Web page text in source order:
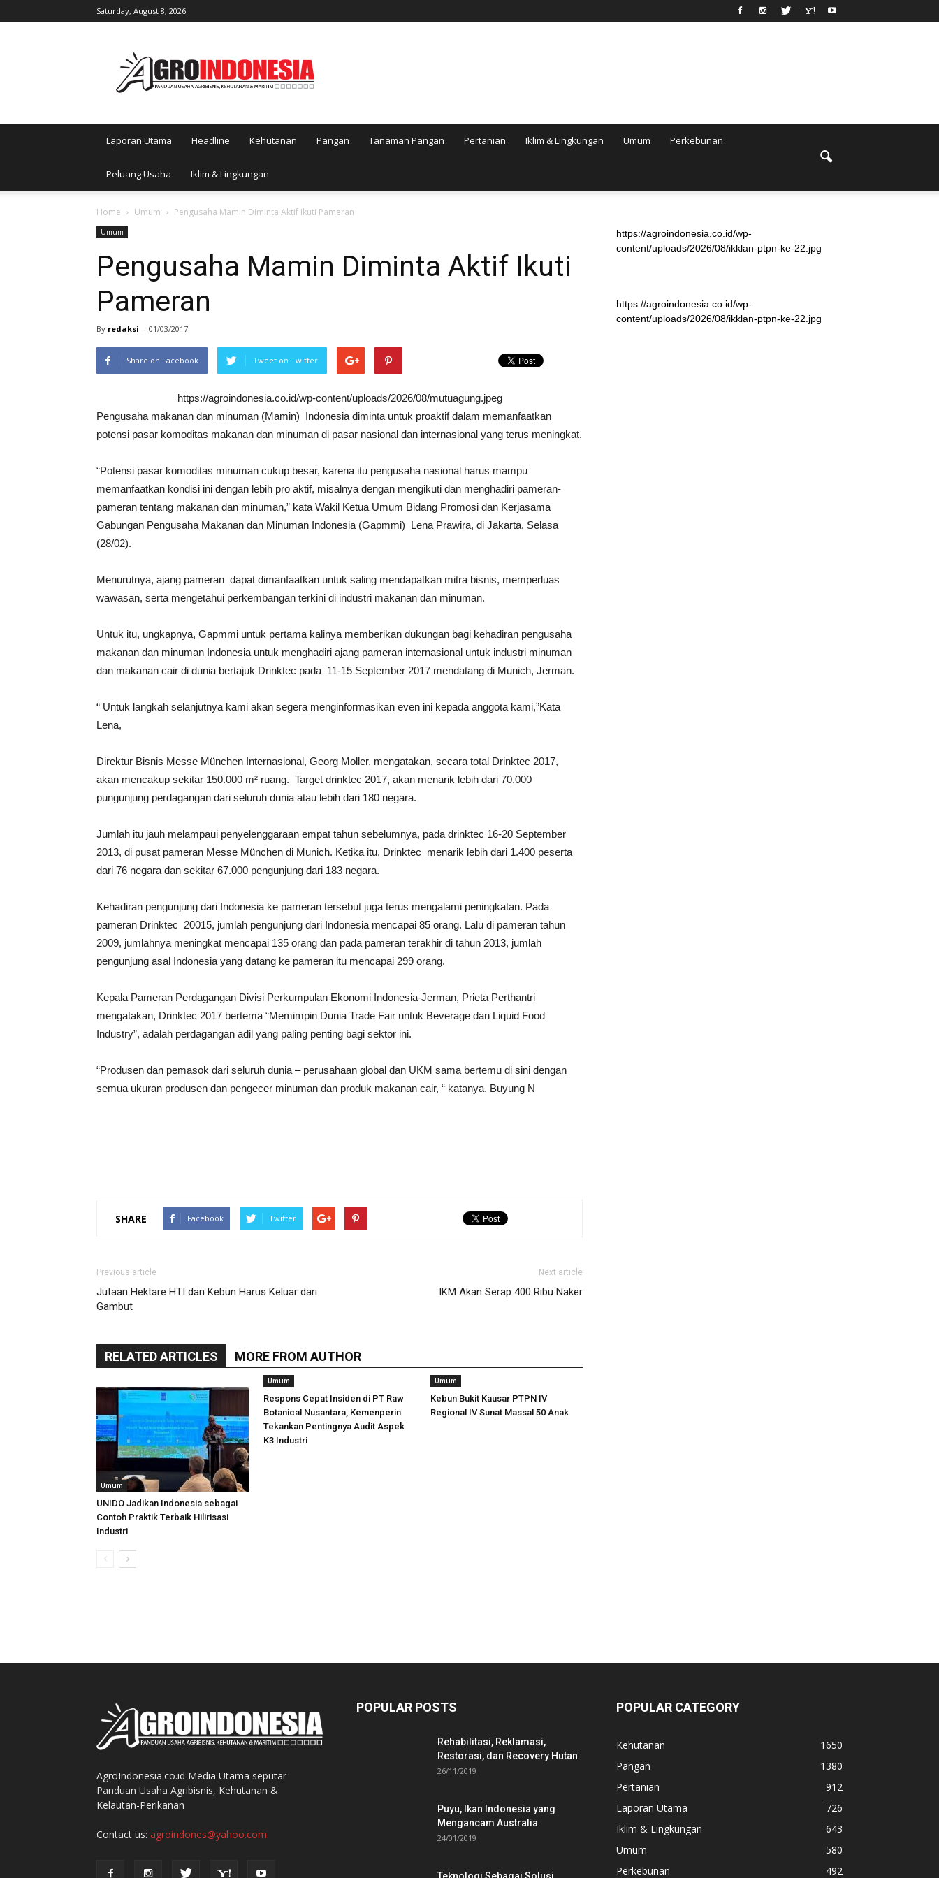
Saturday, August 8, 2026
Laporan Utama Headline Kehutanan Pangan Tanaman Pangan Pertanian Iklim & Lingkungan Umum Perkebunan
Peluang Usaha Iklim & Lingkungan
Home Umum Pengusaha Mamin Diminta Aktif Ikuti Pameran
Umum
Pengusaha Mamin Diminta Aktif Ikuti
Pameran
By redaksi - 01/03/2017
Share on Facebook Tweet on Twitter
https://agroindonesia.co.id/wp-content/uploads/2026/08/mutuagung.jpeg
Pengusaha makanan dan minuman (Mamin) Indonesia diminta untuk proaktif dalam memanfaatkan
potensi pasar komoditas makanan dan minuman di pasar nasional dan internasional yang terus meningkat.
“Potensi pasar komoditas minuman cukup besar, karena itu pengusaha nasional harus mampu
memanfaatkan kondisi ini dengan lebih pro aktif, misalnya dengan mengikuti dan menghadiri pameran-
pameran tentang makanan dan minuman,” kata Wakil Ketua Umum Bidang Promosi dan Kerjasama
Gabungan Pengusaha Makanan dan Minuman Indonesia (Gapmmi) Lena Prawira, di Jakarta, Selasa
(28/02).
Menurutnya, ajang pameran dapat dimanfaatkan untuk saling mendapatkan mitra bisnis, memperluas
wawasan, serta mengetahui perkembangan terkini di industri makanan dan minuman.
Untuk itu, ungkapnya, Gapmmi untuk pertama kalinya memberikan dukungan bagi kehadiran pengusaha
makanan dan minuman Indonesia untuk menghadiri ajang pameran internasional untuk industri minuman
dan makanan cair di dunia bertajuk Drinktec pada 11-15 September 2017 mendatang di Munich, Jerman.
“ Untuk langkah selanjutnya kami akan segera menginformasikan even ini kepada anggota kami,”Kata
Lena,
Direktur Bisnis Messe München Internasional, Georg Moller, mengatakan, secara total Drinktec 2017,
akan mencakup sekitar 150.000 m² ruang. Target drinktec 2017, akan menarik lebih dari 70.000
pungunjung perdagangan dari seluruh dunia atau lebih dari 180 negara.
Jumlah itu jauh melampaui penyelenggaraan empat tahun sebelumnya, pada drinktec 16-20 September
2013, di pusat pameran Messe München di Munich. Ketika itu, Drinktec menarik lebih dari 1.400 peserta
dari 76 negara dan sekitar 67.000 pengunjung dari 183 negara.
Kehadiran pengunjung dari Indonesia ke pameran tersebut juga terus mengalami peningkatan. Pada
pameran Drinktec 20015, jumlah pengunjung dari Indonesia mencapai 85 orang. Lalu di pameran tahun
2009, jumlahnya meningkat mencapai 135 orang dan pada pameran terakhir di tahun 2013, jumlah
pengunjung asal Indonesia yang datang ke pameran itu mencapai 299 orang.
Kepala Pameran Perdagangan Divisi Perkumpulan Ekonomi Indonesia-Jerman, Prieta Perthantri
mengatakan, Drinktec 2017 bertema “Memimpin Dunia Trade Fair untuk Beverage dan Liquid Food
Industry”, adalah perdagangan adil yang paling penting bagi sektor ini.
“Produsen dan pemasok dari seluruh dunia – perusahaan global dan UKM sama bertemu di sini dengan
semua ukuran produsen dan pengecer minuman dan produk makanan cair, “ katanya. Buyung N
SHARE Facebook Twitter
Previous article
Jutaan Hektare HTI dan Kebun Harus Keluar dari
Gambut
Next article
IKM Akan Serap 400 Ribu Naker
RELATED ARTICLES MORE FROM AUTHOR
Umum
UNIDO Jadikan Indonesia sebagai
Contoh Praktik Terbaik Hilirisasi
Industri
Umum
Respons Cepat Insiden di PT Raw
Botanical Nusantara, Kemenperin
Tekankan Pentingnya Audit Aspek
K3 Industri
Umum
Kebun Bukit Kausar PTPN IV
Regional IV Sunat Massal 50 Anak
https://agroindonesia.co.id/wp-
content/uploads/2026/08/ikklan-ptpn-ke-22.jpg
https://agroindonesia.co.id/wp-
content/uploads/2026/08/ikklan-ptpn-ke-22.jpg
AgroIndonesia.co.id Media Utama seputar
Panduan Usaha Agribisnis, Kehutanan &
Kelautan-Perikanan
Contact us: agroindones@yahoo.com
POPULAR POSTS
Rehabilitasi, Reklamasi,
Restorasi, dan Recovery Hutan
26/11/2019
Puyu, Ikan Indonesia yang
Mengancam Australia
24/01/2019
POPULAR CATEGORY
Kehutanan
1650
Pangan
1380
Pertanian
912
Laporan Utama
726
Iklim & Lingkungan
643
Umum
580
Perkebunan
492